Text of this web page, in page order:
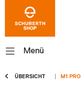
Menü
ÜBERSICHT M1 PRO